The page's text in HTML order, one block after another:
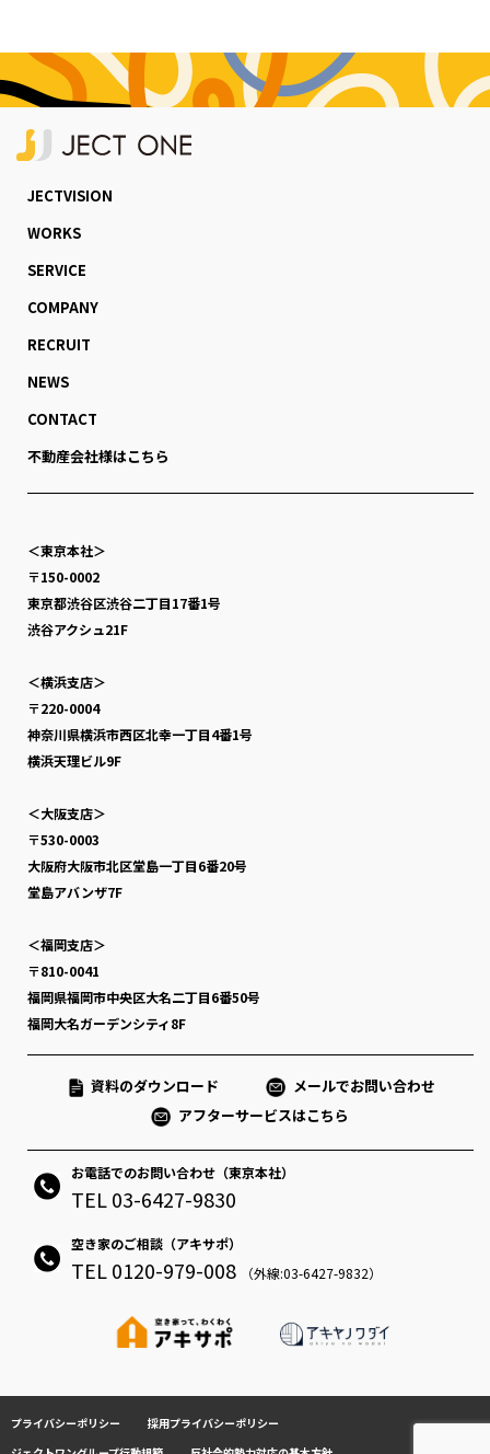
JECTVISION
WORKS
SERVICE
COMPANY
RECRUIT
NEWS
CONTACT
不動産会社様はこちら
＜東京本社＞
〒150-0002
東京都渋谷区渋谷二丁目17番1号
渋谷アクシュ21F
＜横浜支店＞
〒220-0004
神奈川県横浜市西区北幸一丁目4番1号
横浜天理ビル9F
＜大阪支店＞
〒530-0003
大阪府大阪市北区堂島一丁目6番20号
堂島アバンザ7F
＜福岡支店＞
〒810-0041
福岡県福岡市中央区大名二丁目6番50号
福岡大名ガーデンシティ8F
資料のダウンロード
メールでお問い合わせ
アフターサービスはこちら
お電話でのお問い合わせ（東京本社）
TEL 03-6427-9830
空き家のご相談（アキサポ）
TEL 0120-979-008 （外線:03-6427-9832）
プライバシーポリシー
採用プライバシーポリシー